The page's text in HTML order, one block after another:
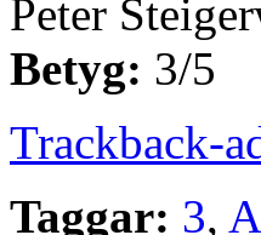
Peter
Betyg: 3/5
Trackback-
Taggar: 3,